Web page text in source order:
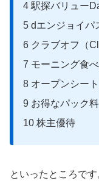
4 駅探バリュー
5 dエンジョイパ
6 クラブオフ（
7 モーニング食
8 オープンシー
9 お得なパック
10 株主優待
といったところです